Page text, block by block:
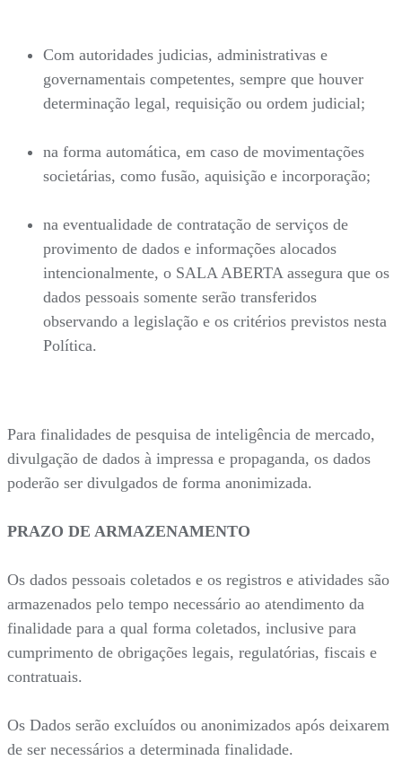
Com autoridades judicias, administrativas e
governamentais competentes, sempre que houver
determinação legal, requisição ou ordem judicial;
na forma automática, em caso de movimentações
societárias, como fusão, aquisição e incorporação;
na eventualidade de contratação de serviços de
provimento de dados e informações alocados
intencionalmente, o SALA ABERTA assegura que os
dados pessoais somente serão transferidos
observando a legislação e os critérios previstos nesta
Política.
Para finalidades de pesquisa de inteligência de mercado,
divulgação de dados à impressa e propaganda, os dados
poderão ser divulgados de forma anonimizada.
PRAZO DE ARMAZENAMENTO
Os dados pessoais coletados e os registros e atividades são
armazenados pelo tempo necessário ao atendimento da
finalidade para a qual forma coletados, inclusive para
cumprimento de obrigações legais, regulatórias, fiscais e
contratuais.
Os Dados serão excluídos ou anonimizados após deixarem
de ser necessários a determinada finalidade.